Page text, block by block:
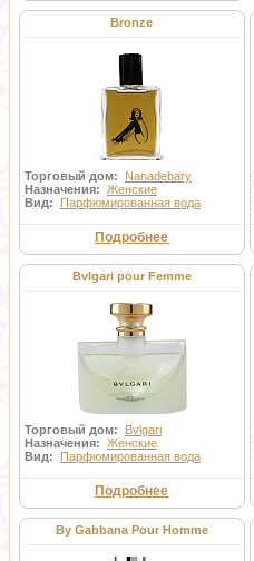
Bronze
Торговый дом: Nanadebary
Назначения: Женские
Вид: Парфюмированная вода
Подробнее
Bvlgari pour Femme
Торговый дом: Bvlgari
Назначения: Женские
Вид: Парфюмированная вода
Подробнее
By Gabbana Pour Homme